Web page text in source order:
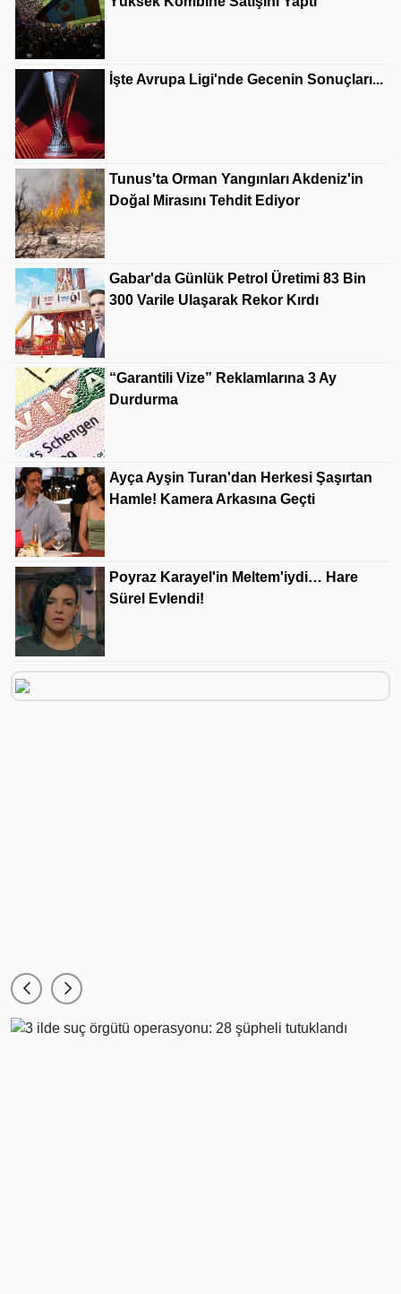
İşte Avrupa Ligi'nde Gecenin Sonuçları...
Tunus'ta Orman Yangınları Akdeniz'in
Doğal Mirasını Tehdit Ediyor
Gabar'da Günlük Petrol Üretimi 83 Bin
300 Varile Ulaşarak Rekor Kırdı
“Garantili Vize” Reklamlarına 3 Ay
Durdurma
Ayça Ayşin Turan'dan Herkesi Şaşırtan
Hamle! Kamera Arkasına Geçti
Poyraz Karayel'in Meltem'iydi… Hare
Sürel Evlendi!